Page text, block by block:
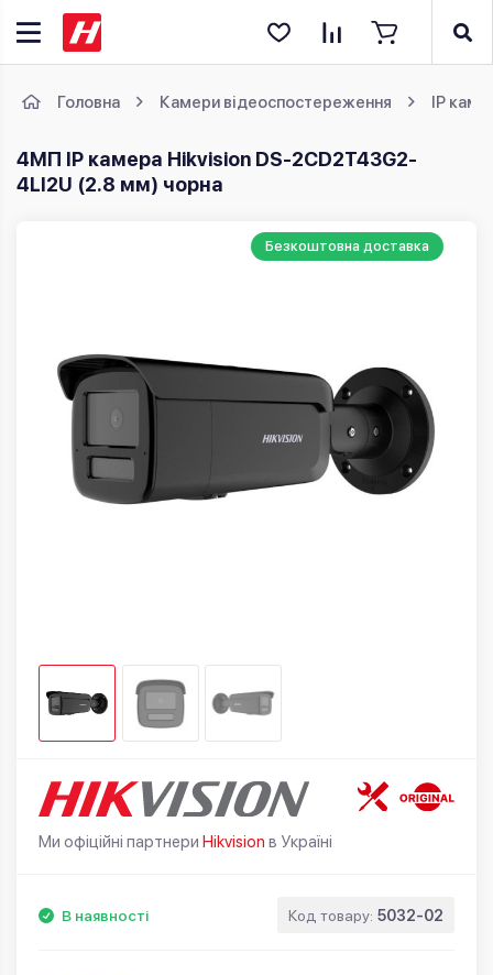
Головна Камери відеоспостереження IP
4МП IP камера Hikvision DS-2CD2T43G2-
4LI2U (2.8 мм) чорна
Безкоштовна доставка
Ми офіційні партнери Hikvision в Україні
В наявності Код товару: 5032-02